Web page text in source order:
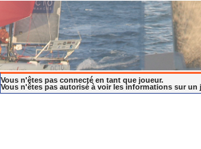
Vous n'êtes pas connecté en tant que joueur.
Vous n'êtes pas autorisé à voir les informations sur un